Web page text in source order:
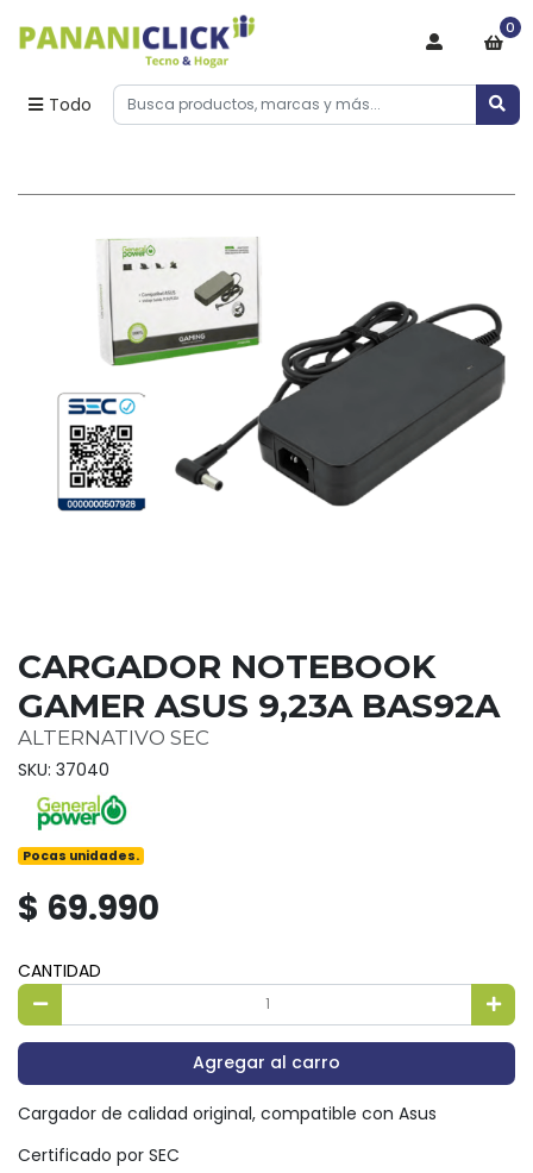
Todo
0
CARGADOR NOTEBOOK
GAMER ASUS 9,23A BAS92A
ALTERNATIVO SEC
SKU: 37040
Pocas unidades.
$ 69.990
CANTIDAD
Agregar al carro
Cargador de calidad original, compatible con Asus
Certificado por SEC